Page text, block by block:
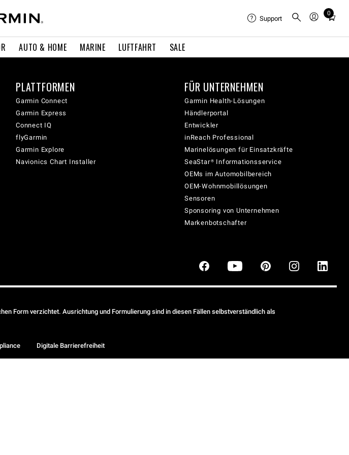
AUTO & HOME MARINE LUFTFAHRT SALE
Support
0
Total
cart:
PLATTFORMEN
Garmin Connect
Garmin Express
Connect IQ
flyGarmin
Garmin Explore
Navionics Chart Installer
FÜR UNTERNEHMEN
Garmin Health-Lösungen
Händlerportal
Entwickler
inReach Professional
Marinelösungen für Einsatzkräfte
SeaStar® Informationsservice
OEMs im Automobilbereich
OEM-Wohnmobillösungen
Sensoren
Sponsoring von Unternehmen
Markenbotschafter
Form verzichtet. Ausrichtung und Formulierung sind in diesen Fällen selbstverständlich als
Digitale Barrierefreiheit